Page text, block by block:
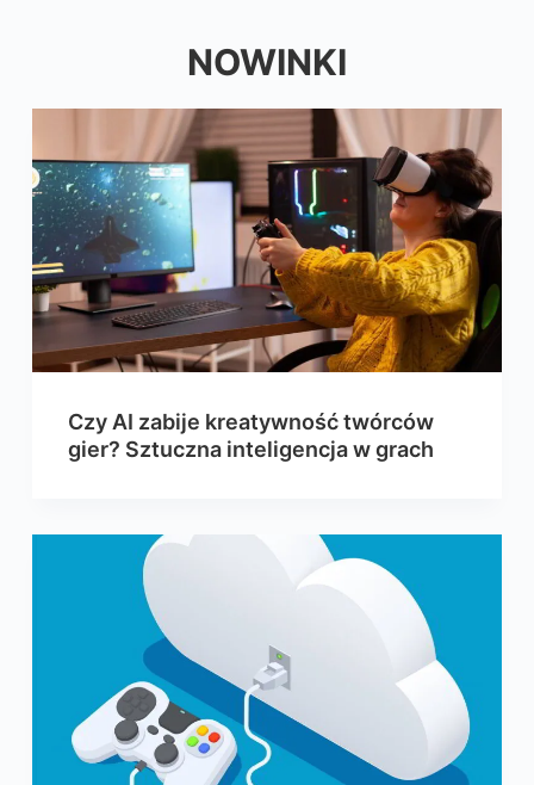
NOWINKI
Czy AI zabije kreatywność twórców
gier? Sztuczna inteligencja w grach